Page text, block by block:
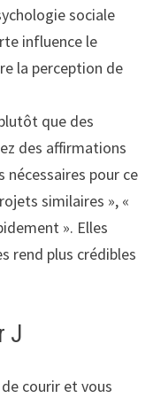
sociale
influence le
la perception de
que des
des affirmations
nécessaires pour ce
similaires », «
». Elles
rend plus crédibles
J
courir et vous